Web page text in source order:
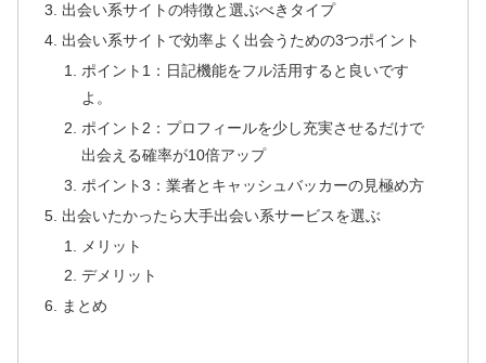
出会い系サイトの特徴と選ぶべきタイプ
出会い系サイトで効率よく出会うための3つポイント
ポイント1：日記機能をフル活用すると良いです
よ。
ポイント2：プロフィールを少し充実させるだけで
出会える確率が10倍アップ
ポイント3：業者とキャッシュバッカーの見極め方
出会いたかったら大手出会い系サービスを選ぶ
メリット
デメリット
まとめ